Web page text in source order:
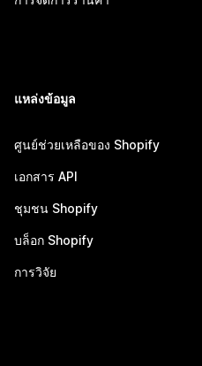
แหล่งข้อมูล
ศูนย์ช่วยเหลือของ Shopify
เอกสาร API
ชุมชน Shopify
บล็อก Shopify
การวิจัย